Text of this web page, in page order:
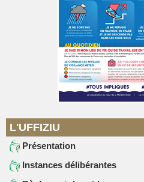
L'UFFIZIU
Présentation
Instances délibérantes